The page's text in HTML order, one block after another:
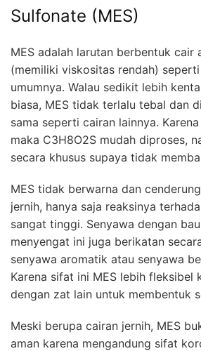
Sulfonate (MES)
MES adalah larutan berbentuk cair
(memiliki viskositas rendah)
umumnya. Walau sedikit lebih
biasa, MES tidak terlalu tebal dan
sama seperti cairan lainnya.
maka C3H8O2S mudah diproses,
secara khusus supaya tidak
MES tidak berwarna dan
jernih, hanya saja reaksinya
sangat tinggi. Senyawa dengan
menyengat ini juga berikatan
senyawa aromatik atau senyawa
Karena sifat ini MES lebih fleksibel
dengan zat lain untuk membentuk
Meski berupa cairan jernih, MES
aman karena mengandung sifat